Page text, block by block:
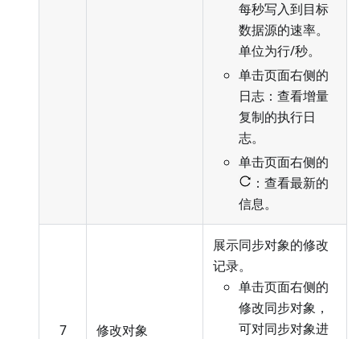
每秒写入到目标
数据源的速率。
单位为行/秒。
单击页面右侧的
日志：查看增量
复制的执行日
志。
单击页面右侧的
：查看最新的
信息。
7 修改对象
展示同步对象的修改
记录。
单击页面右侧的
修改同步对象，
可对同步对象进